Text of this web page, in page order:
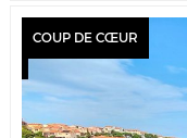
COUP DE CŒUR